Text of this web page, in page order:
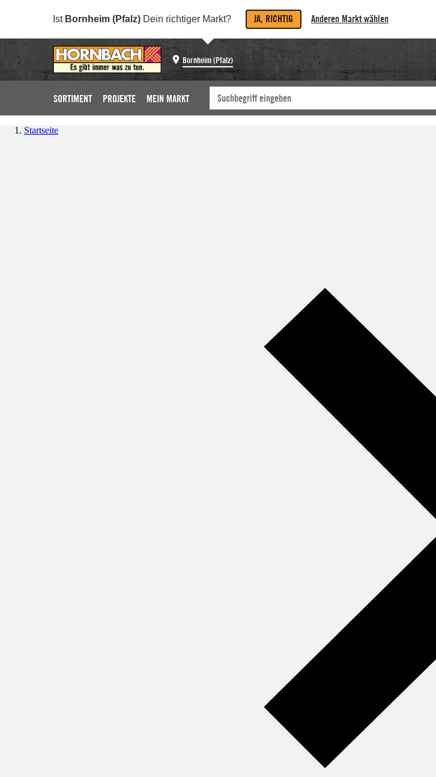
Ist Bornheim (Pfalz) Dein richtiger Markt? JA, RICHTIG Anderen Markt wählen
Bornheim (Pfalz)
SORTIMENT PROJEKTE MEIN MARKT
Startseite